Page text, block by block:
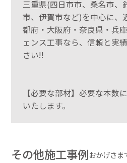
三重県(四日市市、桑名市、
市、伊賀市など)を中心に、
都府・大阪府・奈良県・兵
ェンス工事なら、信頼と実
さい!!
【必要な部材】必要な本数
いたします。
その他施工事例おかげさ